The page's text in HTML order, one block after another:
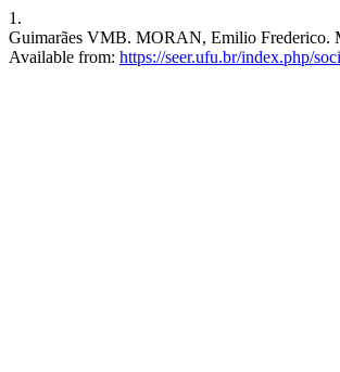
1.
Guimarães VMB. MORAN, Emilio Frederico.
Available from: https://seer.ufu.br/index.php/